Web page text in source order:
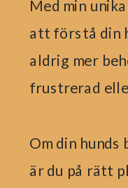
Med min
att förstå din
aldrig mer
frustrerad
Om din
är du på rätt